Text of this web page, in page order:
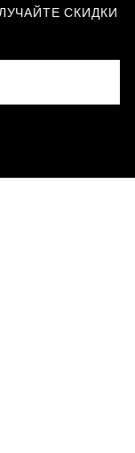
СКИДКИ